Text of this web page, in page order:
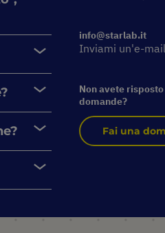
info@starlab.it
Inviami un'e-mail
Non avete
domande?
Fai una